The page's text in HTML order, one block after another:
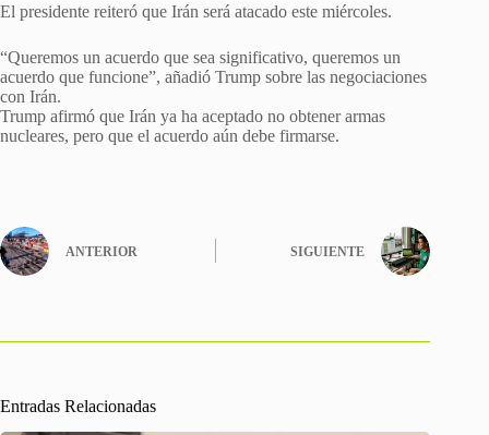
El presidente reiteró que Irán será atacado este miércoles.
“Queremos un acuerdo que sea significativo, queremos un
acuerdo que funcione”, añadió Trump sobre las negociaciones
con Irán.
Trump afirmó que Irán ya ha aceptado no obtener armas
nucleares, pero que el acuerdo aún debe firmarse.
ANTERIOR SIGUIENTE
Entradas Relacionadas